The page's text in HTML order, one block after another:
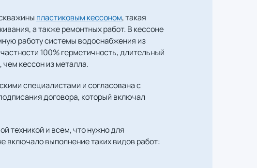
пластиковым кессоном, такая
а также ремонтных работ. В кессоне
работу системы водоснабжения из
100% герметичность, длительный
чем кессон из металла.
специалистами и согласована с
договора, который включал
техникой и всем, что нужно для
включало выполнение таких видов работ: